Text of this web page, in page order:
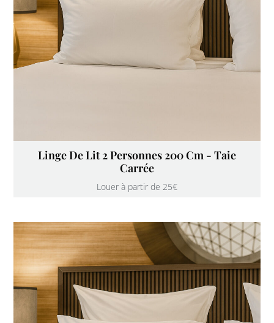
Linge De Lit 2 Personnes 200 Cm - Taie
Carrée
Louer à partir de 25€